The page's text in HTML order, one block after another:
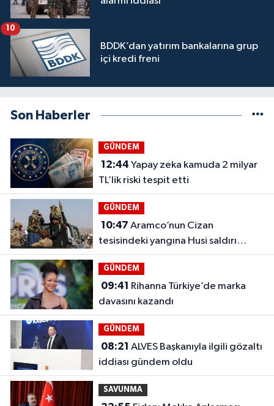
BDDK’dan yatırım bankalarına grup
içi kredi freni
10
Son Haberler
GÜNDEM
12:44
TL’lik riski tespit etti
GÜNDEM
10:47
tesisindeki yangına Husi saldırı
iddiası
GÜNDEM
09:41
davasını kazandı
GÜNDEM
08:21
iddiası gündem oldu
SAVUNMA